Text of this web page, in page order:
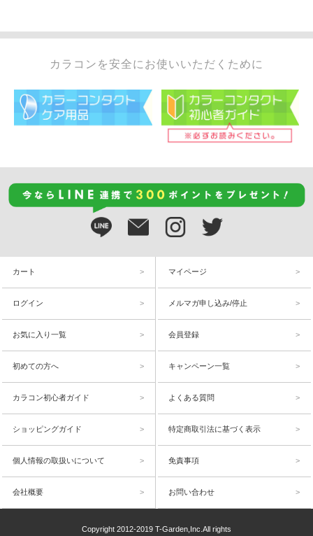
カラコンを安全にお使いいただくために
カート マイページ
ログイン メルマガ申し込み/停止
お気に入り一覧 会員登録
初めての方へ キャンペーン一覧
カラコン初心者ガイド よくある質問
ショッピングガイド 特定商取引法に基づく表示
個人情報の取扱いについて 免責事項
会社概要 お問い合わせ
Copyright 2012-2019 T-Garden,Inc.All rights